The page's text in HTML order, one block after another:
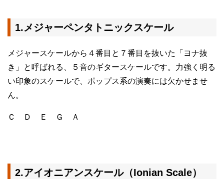
1.メジャーペンタトニックスケール
メジャースケールから４番目と７番目を抜いた「ヨナ抜
き」と呼ばれる、５音のギタースケールです。力強く明る
い印象のスケールで、ポップス系の演奏には欠かせませ
ん。
Ｃ Ｄ Ｅ Ｇ Ａ
2.アイオニアンスケール（Ionian Scale）